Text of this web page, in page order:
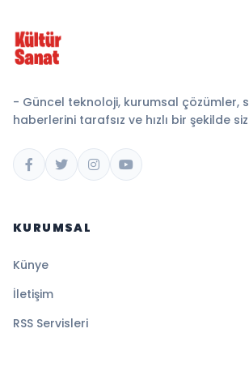
- Güncel teknoloji, kurumsal çözümler,
haberlerini tarafsız ve hızlı bir şekilde
KURUMSAL
Künye
İletişim
RSS Servisleri